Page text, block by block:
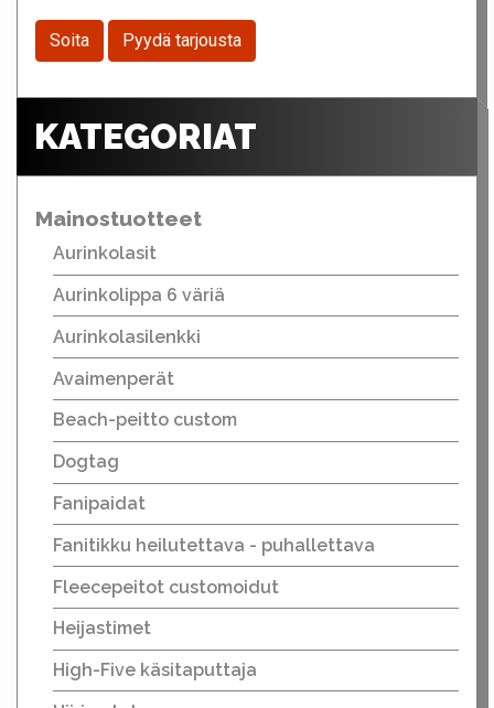
Soita Pyydä tarjousta
KATEGORIAT
Mainostuotteet
Aurinkolasit
Aurinkolippa 6 väriä
Aurinkolasilenkki
Avaimenperät
Beach-peitto custom
Dogtag
Fanipaidat
Fanitikku heilutettava - puhallettava
Fleecepeitot customoidut
Heijastimet
High-Five käsitaputtaja